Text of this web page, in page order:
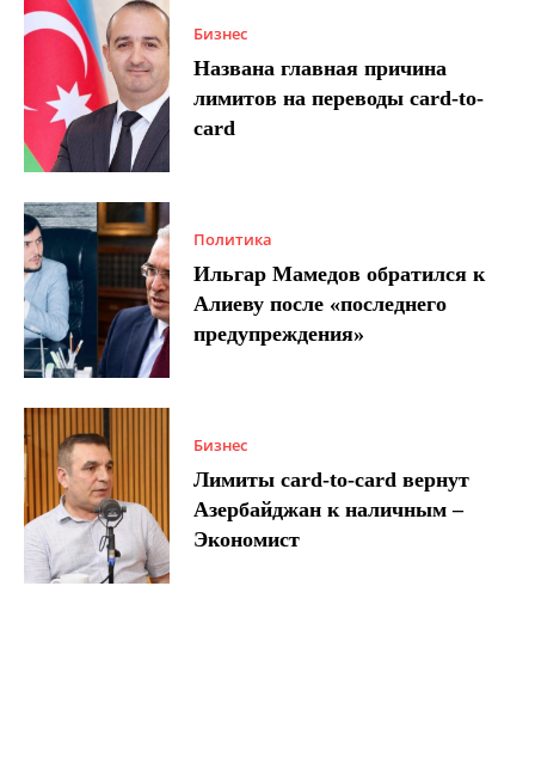
Бизнес
Названа главная причина
лимитов на переводы card-to-
card
Политика
Ильгар Мамедов обратился к
Алиеву после «последнего
предупреждения»
Бизнес
Лимиты card-to-card вернут
Азербайджан к наличным –
Экономист